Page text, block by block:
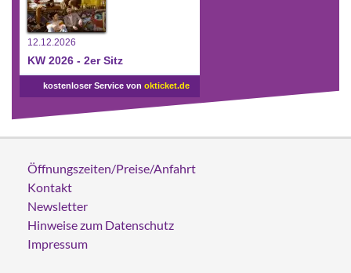
12.12.2026
KW 2026 - 2er Sitz
kostenloser Service von okticket.de
Öffnungszeiten/Preise/Anfahrt
Kontakt
Newsletter
Hinweise zum Datenschutz
Impressum